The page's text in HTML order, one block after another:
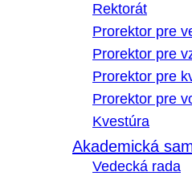
Rektorát
Prorektor pre
Prorektor pre
Prorektor pre
Prorektor pre
Kvestúra
Akademická
Vedecká rada